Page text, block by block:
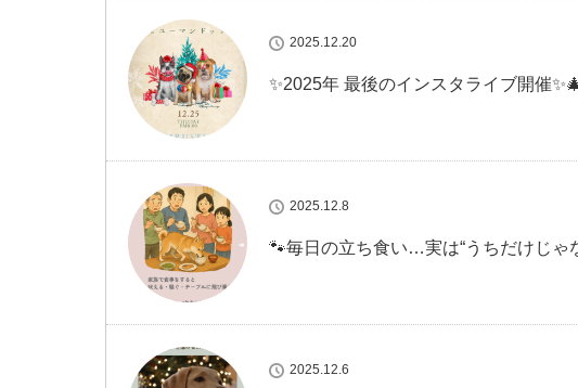
2025.12.20
✨2025年 最後のインスタライブ開催
2025.12.8
🐾毎日の立ち食い…実は“うちだけじゃ
2025.12.6